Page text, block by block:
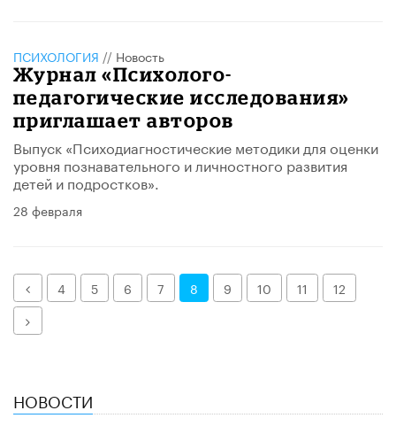
ПСИХОЛОГИЯ // Новость
Журнал «Психолого-
педагогические исследования»
приглашает авторов
Выпуск «Психодиагностические методики для оценки
уровня познавательного и личностного развития
детей и подростков».
28 февраля
Назад
4 5 6 7 8 9 10 11
12
Далее
НОВОСТИ